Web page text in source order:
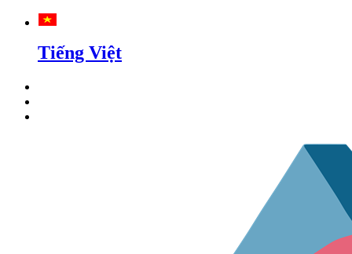
Tiếng Việt